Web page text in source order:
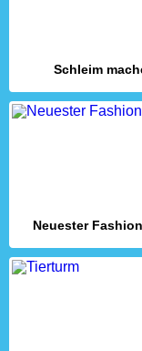
Schleim
Neuester